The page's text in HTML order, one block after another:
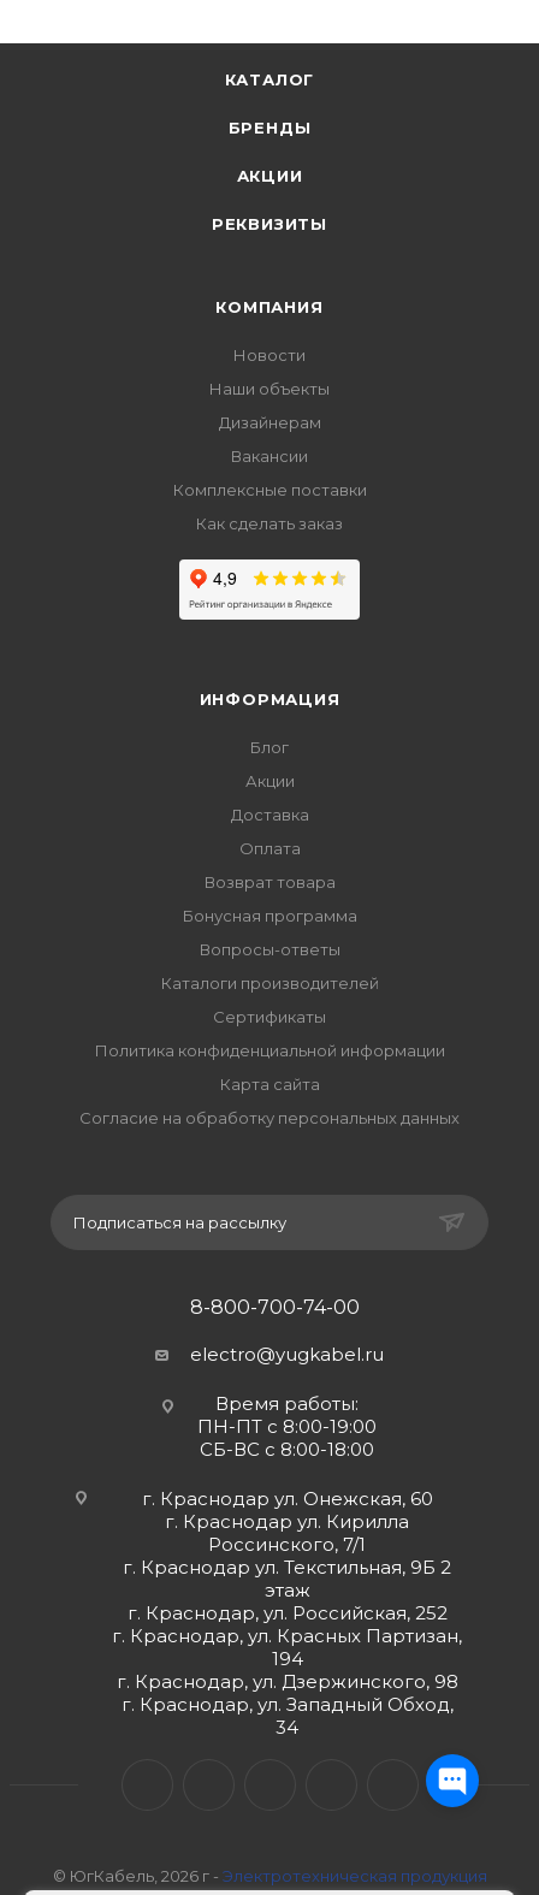
КАТАЛОГ
БРЕНДЫ
АКЦИИ
РЕКВИЗИТЫ
КОМПАНИЯ
Новости
Наши объекты
Дизайнерам
Вакансии
Комплексные поставки
Как сделать заказ
ИНФОРМАЦИЯ
Блог
Акции
Доставка
Оплата
Возврат товара
Бонусная программа
Вопросы-ответы
Каталоги производителей
Сертификаты
Политика конфиденциальной информации
Карта сайта
Согласие на обработку персональных данных
Подписаться на рассылку
8-800-700-74-00
electro@yugkabel.ru
Время работы:
ПН-ПТ с 8:00-19:00
СБ-ВС с 8:00-18:00
г. Краснодар ул. Онежская, 60
г. Краснодар ул. Кирилла
Россинского, 7/1
г. Краснодар ул. Текстильная, 9Б 2
этаж
г. Краснодар, ул. Российская, 252
г. Краснодар, ул. Красных Партизан,
194
г. Краснодар, ул. Дзержинского, 98
г. Краснодар, ул. Западный Обход,
34
© ЮгКабель, 2026 г - Электротехническая продукция